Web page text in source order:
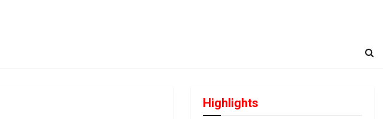
Highlights